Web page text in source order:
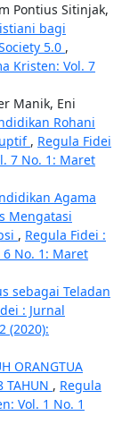
Pontius Sitinjak,
bagi
5.0 ,
Kristen: Vol. 7
Manik, Eni
Rohani
, Regula Fidei
7 No. 1: Maret
Agama
Mengatasi
, Regula Fidei :
No. 1: Maret
sebagai Teladan
: Jurnal
(2020):
ORANGTUA
TAHUN , Regula
Vol. 1 No. 1